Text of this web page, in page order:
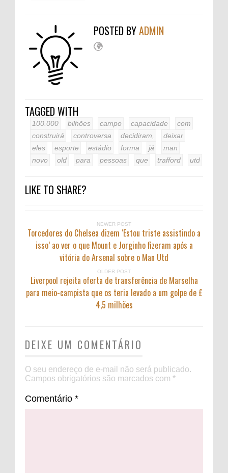
POSTED BYADMIN
TAGGED WITH
100.000 bilhões campo capacidade
com
construirá
controversa decidiram,
deixar
eles
esporte estádio forma já
man
novo
old para pessoas que trafford utd
LIKE TO SHARE?
NEWER POST
Torcedores do Chelsea dizem ‘Estou triste assistindo a
isso’ ao ver o que Mount e Jorginho fizeram após a
vitória do Arsenal sobre o Man Utd
OLDER POST
Liverpool rejeita oferta de transferência de Marselha
para meio-campista que os teria levado a um golpe de £
4,5 milhões
DEIXE UM COMENTÁRIO
O seu endereço de e-mail não será publicado.
Campos obrigatórios são marcados com *
Comentário *